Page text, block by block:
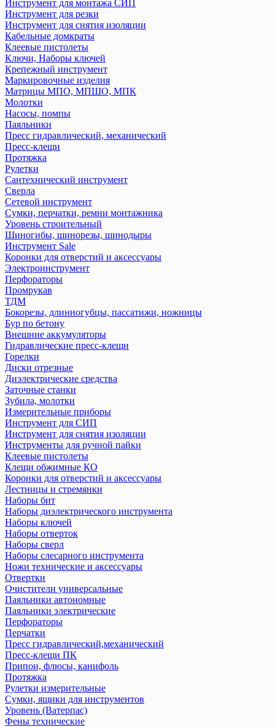
Инструмент для монтажа СИП
Инструмент для резки
Инструмент для снятия изоляции
Кабельные домкраты
Клеевые пистолеты
Ключи, Наборы ключей
Крепежный инструмент
Маркировочные изделия
Матрицы МПО, МПШО, МПК
Молотки
Насосы, помпы
Паяльники
Пресс гидравлический, механический
Пресс-клещи
Протяжка
Рулетки
Сантехнический инструмент
Сверла
Сетевой инструмент
Сумки, перчатки, ремни монтажника
Уровень строительный
Шиногибы, шинорезы, шинодыры
Инструмент Sale
Коронки для отверстий и аксессуары
Электроинструмент
Перфораторы
Промрукав
ТДМ
Бокорезы, длинногубцы, пассатижи, ножницы
Бур по бетону
Внешние аккумуляторы
Гидравлические пресс-клещи
Горелки
Диски отрезные
Диэлектрические средства
Заточные станки
Зубила, молотки
Измерительные приборы
Инструмент для СИП
Инструмент для снятия изоляции
Инструменты для ручной пайки
Клеевые пистолеты
Клещи обжимные КО
Коронки для отверстий и аксессуары
Лестницы и стремянки
Наборы бит
Наборы диэлектрического инструмента
Наборы ключей
Наборы отверток
Наборы сверл
Наборы слесарного инструмента
Ножи технические и аксеcсуары
Отвертки
Очистители универсальные
Паяльники автономные
Паяльники электрические
Перфораторы
Перчатки
Пресс гидравлический,механический
Пресс-клещи ПК
Припои, флюсы, канифоль
Протяжка
Рулетки измерительные
Сумки, ящики для инструментов
Уровень (Ватерпас)
Фены технические